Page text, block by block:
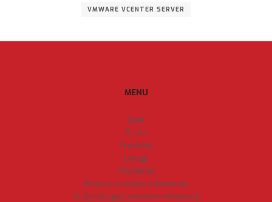
VMWARE VCENTER SERVER
MENU
Start
O nas
Produkty
Usługi
Szkolenia
Bezpieczeństwo w biznesie
Audyt bezpieczeństwa informacji